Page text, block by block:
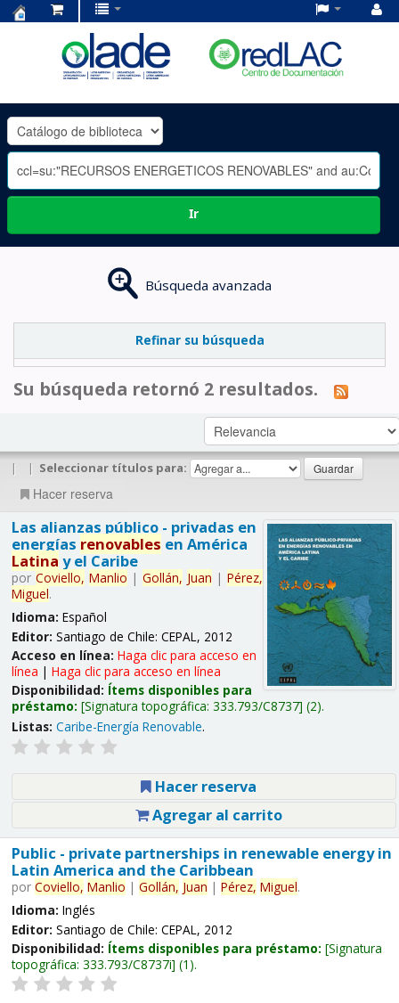
OLADE
-
Ir
Búsqueda avanzada
Refinar su búsqueda
Su búsqueda retornó 2 resultados.
| | Seleccionar títulos para:
Hacer reserva
Las alianzas público - privadas en
energías renovables en América
Latina y el Caribe
por Coviello, Manlio | Gollán, Juan | Pérez,
Miguel.
Idioma: Español
Editor: Santiago de Chile: CEPAL, 2012
Acceso en línea: Haga clic para acceso en
línea | Haga clic para acceso en línea
Disponibilidad: Ítems disponibles para
préstamo: Signatura topográfica: 333.793/C8737 (2).
Listas: Caribe-Energía Renovable.
Hacer reserva
Agregar al carrito
Public - private partnerships in renewable energy in
Latin America and the Caribbean
por Coviello, Manlio | Gollán, Juan | Pérez, Miguel.
Idioma: Inglés
Editor: Santiago de Chile: CEPAL, 2012
Disponibilidad: Ítems disponibles para préstamo: Signatura
topográfica: 333.793/C8737i (1).